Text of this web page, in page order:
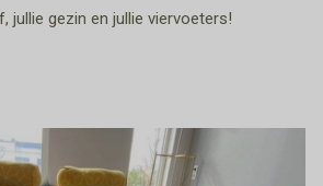
jullie gezin en jullie viervoeters!